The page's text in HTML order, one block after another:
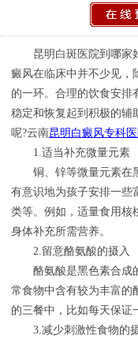
昆明白斑医院到哪家好
癜风在临床中并不少见，
的一环。合理的饮食安排
稳定和恢复起到积极的辅
呢?云南昆明白癜风专科
1.适当补充微量元素
铜、锌等微量元素在黑
有意识地为孩子安排一些
类等。例如，适量食用核
身体补充所需营养。
2.留意酪氨酸的摄入
酪氨酸是黑色素合成的
常食物中含有较为丰富的
的三餐中，比如每天保证
3.减少刺激性食物的